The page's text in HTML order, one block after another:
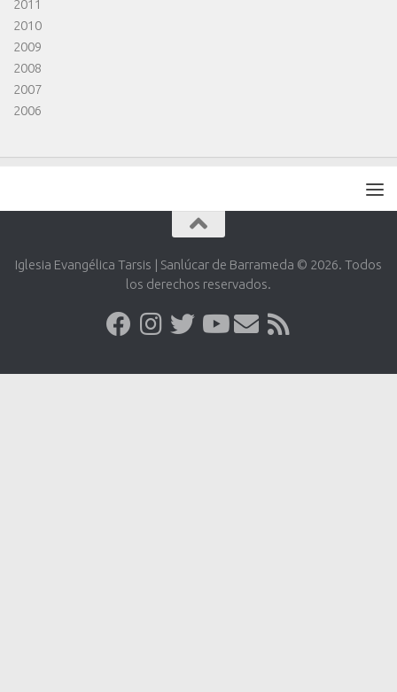
2011
2010
2009
2008
2007
2006
Iglesia Evangélica Tarsis | Sanlúcar de Barrameda © 2026. Todos
los derechos reservados.